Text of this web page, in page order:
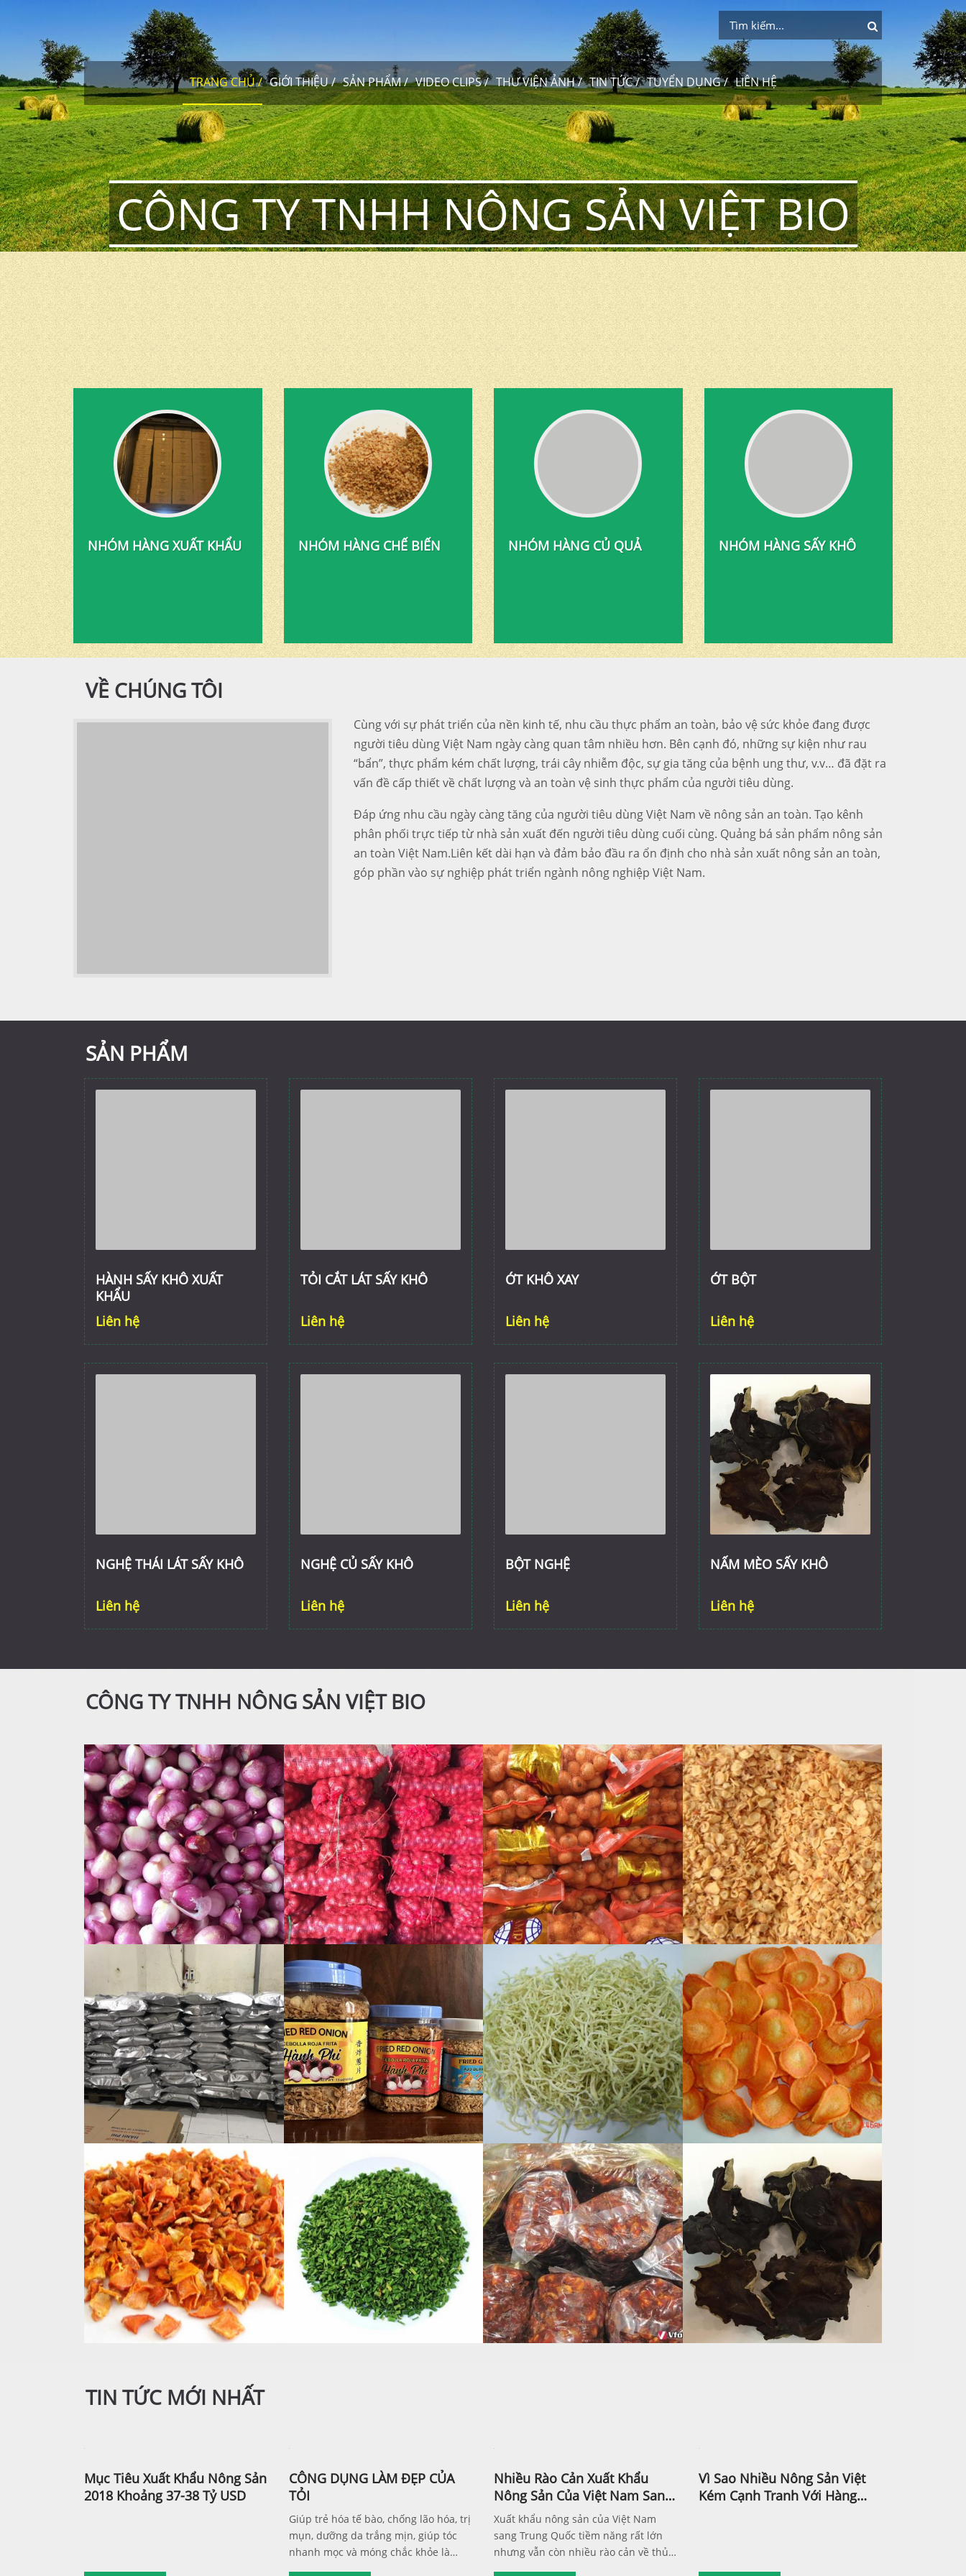
TRANG CHỦ GIỚI THIỆU SẢN PHẨM VIDEO CLIPS THƯ VIỆN ẢNH TIN TỨC TUYỂN DỤNG LIÊN HỆ
CÔNG TY TNHH NÔNG SẢN VIỆT BIO
NHÓM HÀNG XUẤT KHẨU NHÓM HÀNG CHẾ BIẾN NHÓM HÀNG CỦ QUẢ NHÓM HÀNG SẤY KHÔ
VỀ CHÚNG TÔI
Cùng với sự phát triển của nền kinh tế, nhu cầu thực phẩm an toàn, bảo vệ sức khỏe đang được
người tiêu dùng Việt Nam ngày càng quan tâm nhiều hơn. Bên cạnh đó, những sự kiện như rau
“bẩn”, thực phẩm kém chất lượng, trái cây nhiễm độc, sự gia tăng của bệnh ung thư, v.v… đã đặt ra
vấn đề cấp thiết về chất lượng và an toàn vệ sinh thực phẩm của người tiêu dùng.
Đáp ứng nhu cầu ngày càng tăng của người tiêu dùng Việt Nam về nông sản an toàn. Tạo kênh
phân phối trực tiếp từ nhà sản xuất đến người tiêu dùng cuối cùng. Quảng bá sản phẩm nông sản
an toàn Việt Nam.Liên kết dài hạn và đảm bảo đầu ra ổn định cho nhà sản xuất nông sản an toàn,
góp phần vào sự nghiệp phát triển ngành nông nghiệp Việt Nam.
SẢN PHẨM
HÀNH SẤY KHÔ XUẤT
KHẨU
Liên hệ
TỎI CẮT LÁT SẤY KHÔ
Liên hệ
ỚT KHÔ XAY
Liên hệ
ỚT BỘT
Liên hệ
NGHỆ THÁI LÁT SẤY KHÔ
Liên hệ
NGHỆ CỦ SẤY KHÔ
Liên hệ
BỘT NGHỆ
Liên hệ
NẤM MÈO SẤY KHÔ
Liên hệ
CÔNG TY TNHH NÔNG SẢN VIỆT BIO
TIN TỨC MỚI NHẤT
Mục Tiêu Xuất Khẩu Nông Sản
2018 Khoảng 37-38 Tỷ USD
CÔNG DỤNG LÀM ĐẸP CỦA
TỎI
Giúp trẻ hóa tế bào, chống lão hóa, trị
mụn, dưỡng da trắng mịn, giúp tóc
nhanh mọc và móng chắc khỏe là
Nhiều Rào Cản Xuất Khẩu
Nông Sản Của Việt Nam Sang
Trung Quốc
Xuất khẩu nông sản của Việt Nam
sang Trung Quốc tiềm năng rất lớn
nhưng vẫn còn nhiều rào cản về thủ
Vì Sao Nhiều Nông Sản Việt
Kém Cạnh Tranh Với Hàng